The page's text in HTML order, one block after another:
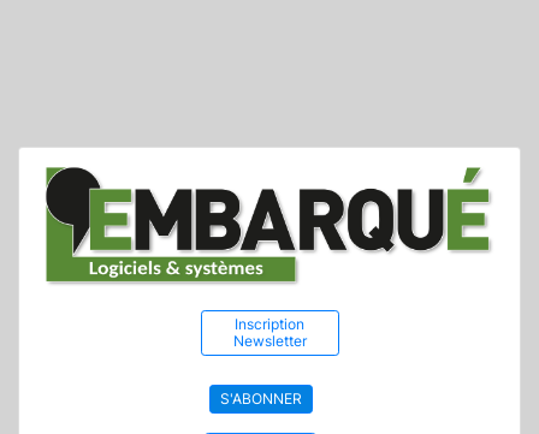
Inscription
Newsletter
S'ABONNER